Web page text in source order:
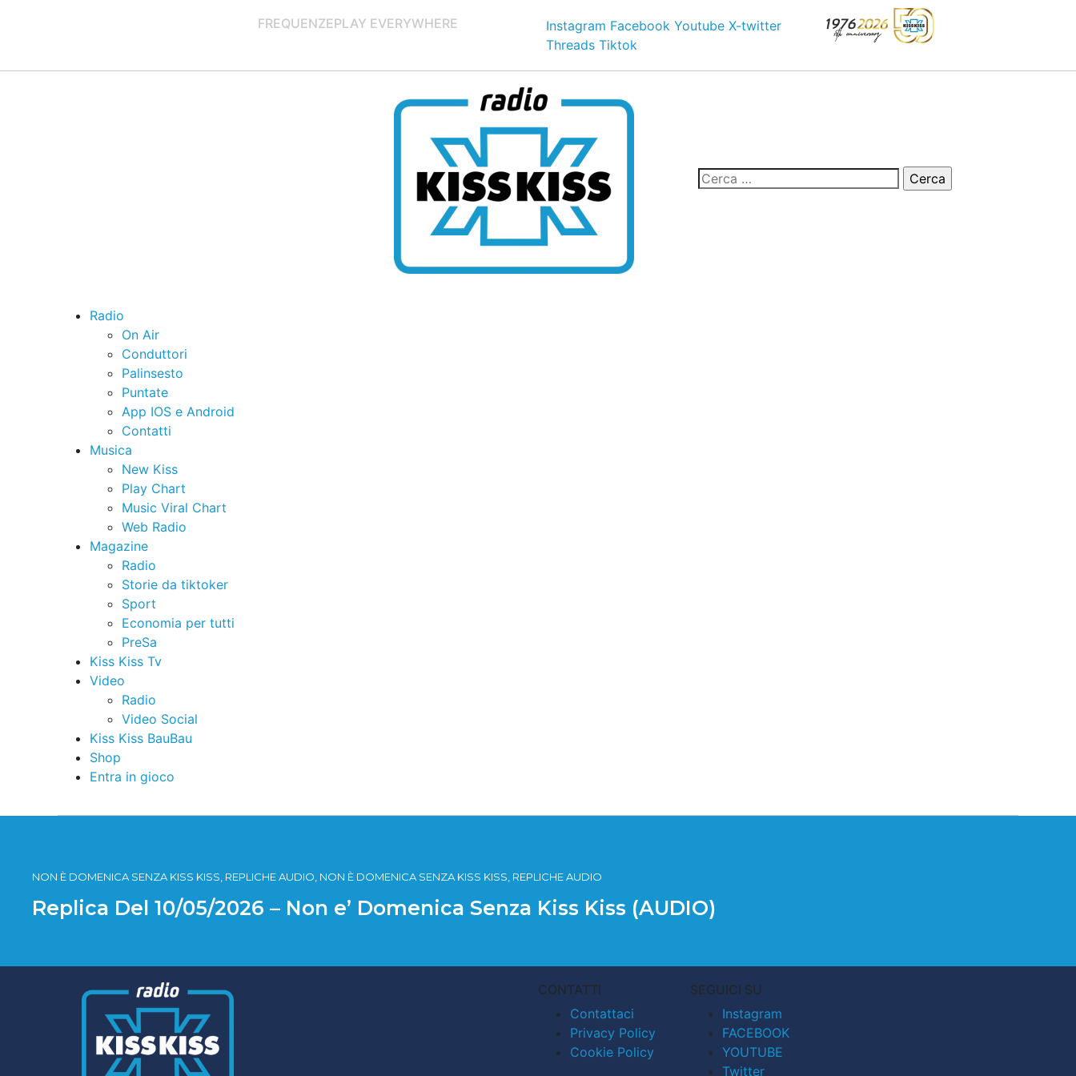
FREQUENZEPLAY EVERYWHERE Instagram Facebook Youtube X-twitter
Threads Tiktok
Radio
On Air
Conduttori
Palinsesto
Puntate
App IOS e Android
Contatti
Musica
New Kiss
Play Chart
Music Viral Chart
Web Radio
Magazine
Radio
Storie da tiktoker
Sport
Economia per tutti
PreSa
Kiss Kiss Tv
Video
Radio
Video Social
Kiss Kiss BauBau
Shop
Entra in gioco
NON È DOMENICA SENZA KISS KISS, REPLICHE AUDIO, NON È DOMENICA SENZA KISS KISS, REPLICHE AUDIO
Replica Del 10/05/2026 – Non e’ Domenica Senza Kiss Kiss (AUDIO)
CONTATTI
Contattaci
Privacy Policy
Cookie Policy
SEGUICI SU
Instagram
FACEBOOK
YOUTUBE
Twitter